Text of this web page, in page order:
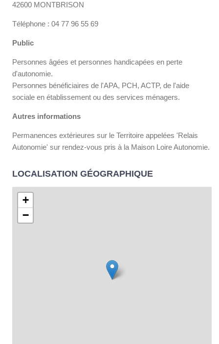
42600 MONTBRISON
Téléphone : 04 77 96 55 69
Public
Personnes âgées et personnes handicapées en perte
d'autonomie.
Personnes bénéficiaires de l'APA, PCH, ACTP, de l'aide
sociale en établissement ou des services ménagers.
Autres informations
Permanences extérieures sur le Territoire appelées 'Relais
Autonomie' sur rendez-vous pris à la Maison Loire Autonomie.
LOCALISATION GÉOGRAPHIQUE
+
−